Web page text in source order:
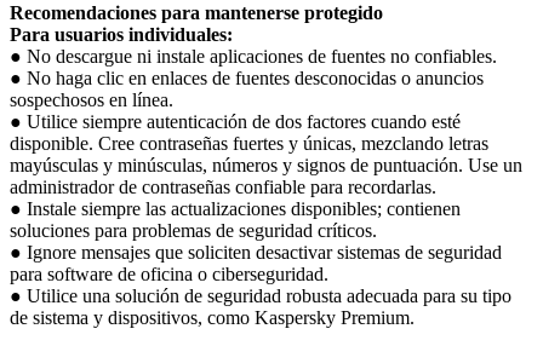
Recomendaciones para mantenerse protegido
Para usuarios individuales:
● No descargue ni instale aplicaciones de fuentes no confiables.
● No haga clic en enlaces de fuentes desconocidas o anuncios
sospechosos en línea.
● Utilice siempre autenticación de dos factores cuando esté
disponible. Cree contraseñas fuertes y únicas, mezclando letras
mayúsculas y minúsculas, números y signos de puntuación. Use un
administrador de contraseñas confiable para recordarlas.
● Instale siempre las actualizaciones disponibles; contienen
soluciones para problemas de seguridad críticos.
● Ignore mensajes que soliciten desactivar sistemas de seguridad
para software de oficina o ciberseguridad.
● Utilice una solución de seguridad robusta adecuada para su tipo
de sistema y dispositivos, como Kaspersky Premium.